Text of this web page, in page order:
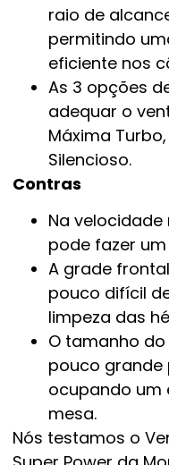
raio de
permitindo
eficiente nos
As 3 opções
adequar o
Máxima
Silencioso.
Contras
Na
pode fazer
A grade
pouco difícil
limpeza das
O tamanho
pouco grande
ocupando um
mesa.
Nós testamos o